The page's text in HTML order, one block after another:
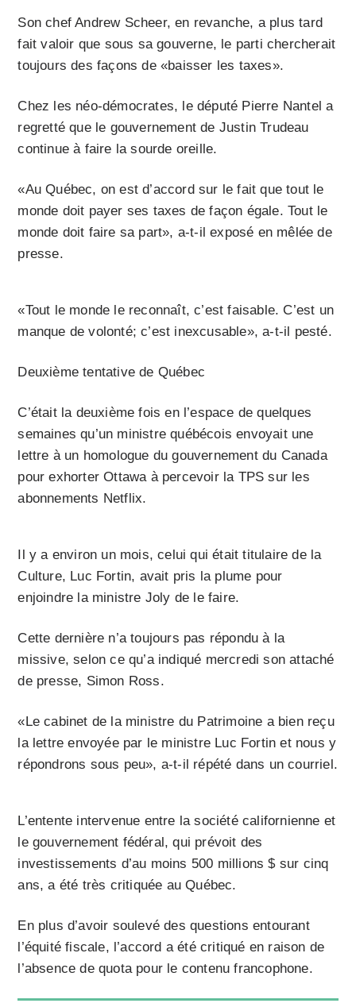
Son chef Andrew Scheer, en revanche, a plus tard
fait valoir que sous sa gouverne, le parti chercherait
toujours des façons de «baisser les taxes».
Chez les néo-démocrates, le député Pierre Nantel a
regretté que le gouvernement de Justin Trudeau
continue à faire la sourde oreille.
«Au Québec, on est d’accord sur le fait que tout le
monde doit payer ses taxes de façon égale. Tout le
monde doit faire sa part», a-t-il exposé en mêlée de
presse.
«Tout le monde le reconnaît, c’est faisable. C’est un
manque de volonté; c’est inexcusable», a-t-il pesté.
Deuxième tentative de Québec
C’était la deuxième fois en l’espace de quelques
semaines qu’un ministre québécois envoyait une
lettre à un homologue du gouvernement du Canada
pour exhorter Ottawa à percevoir la TPS sur les
abonnements Netflix.
Il y a environ un mois, celui qui était titulaire de la
Culture, Luc Fortin, avait pris la plume pour
enjoindre la ministre Joly de le faire.
Cette dernière n’a toujours pas répondu à la
missive, selon ce qu’a indiqué mercredi son attaché
de presse, Simon Ross.
«Le cabinet de la ministre du Patrimoine a bien reçu
la lettre envoyée par le ministre Luc Fortin et nous y
répondrons sous peu», a-t-il répété dans un courriel.
L’entente intervenue entre la société californienne et
le gouvernement fédéral, qui prévoit des
investissements d’au moins 500 millions $ sur cinq
ans, a été très critiquée au Québec.
En plus d’avoir soulevé des questions entourant
l’équité fiscale, l’accord a été critiqué en raison de
l’absence de quota pour le contenu francophone.